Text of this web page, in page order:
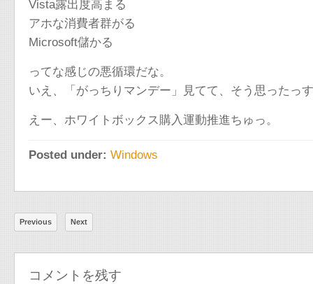
Vista露出度高まる
アホな消費者群がる
Microsoft儲かる
ってな感じの悪循環だな。
いえ、「がっちりマンデー」見てて、そう思ったっ
えー、ホワイトボックス購入運動推進ちゅっ。
Posted under: Windows
Previous Next
コメントを残す